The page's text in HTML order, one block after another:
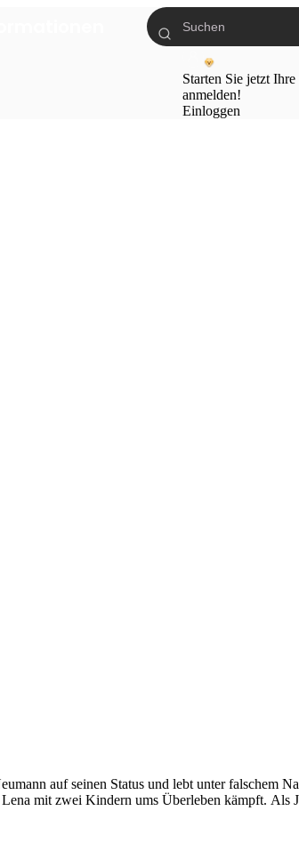
Starten Sie jetzt
anmelden!
Einloggen
auf seinen Status und lebt unter falschem
mit zwei Kindern ums Überleben kämpft.